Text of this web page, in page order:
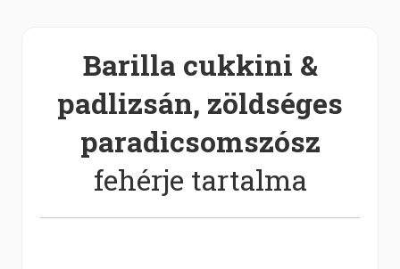
Barilla cukkini &
padlizsán, zöldséges
paradicsomszósz
fehérje tartalma